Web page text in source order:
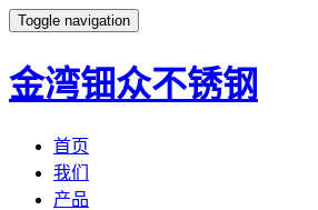
Toggle navigation
金湾钿众不锈钢
首页
我们
产品